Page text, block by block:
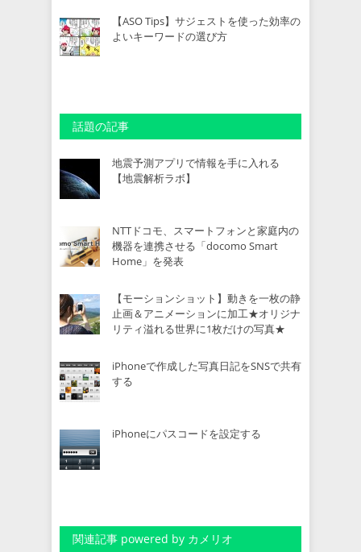
【ASO Tips】サジェストを使った効率の
よいキーワードの選び方
話題の記事
地震予測アプリで情報を手に入れる
【地震解析ラボ】
NTTドコモ、スマートフォンと家庭内の
機器を連携させる「docomo Smart
Home」を発表
【モーションショット】動きを一枚の静
止画＆アニメーションに加工★オリジナ
リティ溢れる世界に1枚だけの写真★
iPhoneで作成した写真日記をSNSで共有
する
iPhoneにパスコードを設定する
関連記事 powered by カメリオ